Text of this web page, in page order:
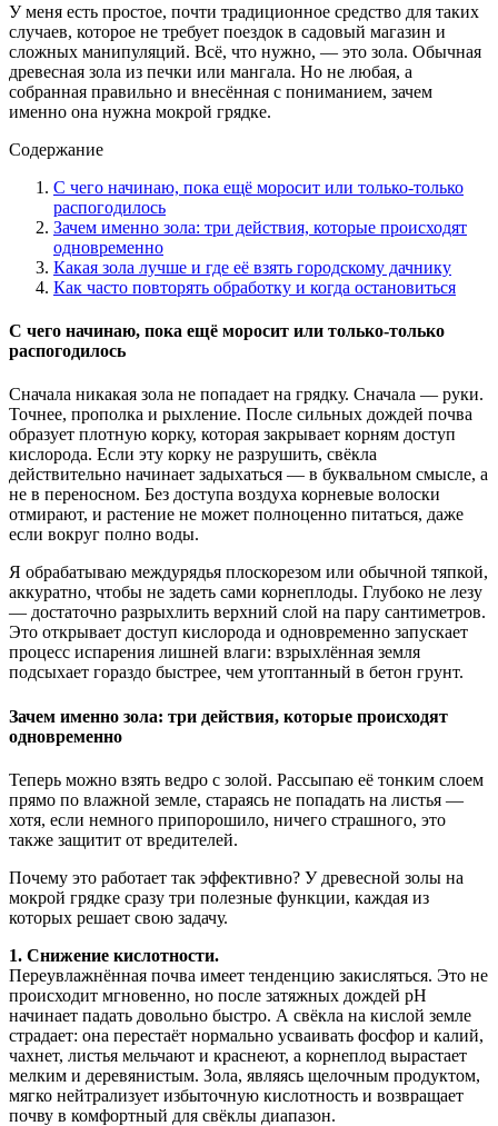
У меня есть простое, почти традиционное средство для таких
случаев, которое не требует поездок в садовый магазин и
сложных манипуляций. Всё, что нужно, — это зола. Обычная
древесная зола из печки или мангала. Но не любая, а
собранная правильно и внесённая с пониманием, зачем
именно она нужна мокрой грядке.
Содержание
С чего начинаю, пока ещё моросит или только-только
распогодилось
Зачем именно зола: три действия, которые происходят
одновременно
Какая зола лучше и где её взять городскому дачнику
Как часто повторять обработку и когда остановиться
С чего начинаю, пока ещё моросит или только-только
распогодилось
Сначала никакая зола не попадает на грядку. Сначала — руки.
Точнее, прополка и рыхление. После сильных дождей почва
образует плотную корку, которая закрывает корням доступ
кислорода. Если эту корку не разрушить, свёкла
действительно начинает задыхаться — в буквальном смысле, а
не в переносном. Без доступа воздуха корневые волоски
отмирают, и растение не может полноценно питаться, даже
если вокруг полно воды.
Я обрабатываю междурядья плоскорезом или обычной тяпкой,
аккуратно, чтобы не задеть сами корнеплоды. Глубоко не лезу
— достаточно разрыхлить верхний слой на пару сантиметров.
Это открывает доступ кислорода и одновременно запускает
процесс испарения лишней влаги: взрыхлённая земля
подсыхает гораздо быстрее, чем утоптанный в бетон грунт.
Зачем именно зола: три действия, которые происходят
одновременно
Теперь можно взять ведро с золой. Рассыпаю её тонким слоем
прямо по влажной земле, стараясь не попадать на листья —
хотя, если немного припорошило, ничего страшного, это
также защитит от вредителей.
Почему это работает так эффективно? У древесной золы на
мокрой грядке сразу три полезные функции, каждая из
которых решает свою задачу.
1. Снижение кислотности.
Переувлажнённая почва имеет тенденцию закисляться. Это не
происходит мгновенно, но после затяжных дождей pH
начинает падать довольно быстро. А свёкла на кислой земле
страдает: она перестаёт нормально усваивать фосфор и калий,
чахнет, листья мельчают и краснеют, а корнеплод вырастает
мелким и деревянистым. Зола, являясь щелочным продуктом,
мягко нейтрализует избыточную кислотность и возвращает
почву в комфортный для свёклы диапазон.